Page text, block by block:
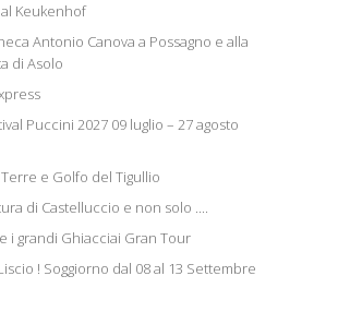
al Keukenhof
Antonio Canova a Possagno e alla
di Asolo
Puccini 2027 09 luglio – 27 agosto
e Golfo del Tigullio
di Castelluccio e non solo ....
i grandi Ghiacciai Gran Tour
! Soggiorno dal 08 al 13 Settembre